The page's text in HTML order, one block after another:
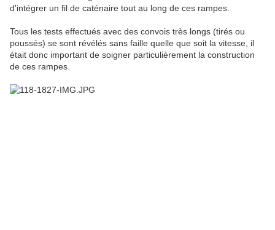
d'intégrer un fil de caténaire tout au long de ces rampes.
Tous les tests effectués avec des convois très longs (tirés ou
poussés) se sont révélés sans faille quelle que soit la vitesse, il
était donc important de soigner particulièrement la construction
de ces rampes.